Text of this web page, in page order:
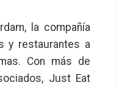
la compañía
y restaurantes a
Con más de
Just Eat